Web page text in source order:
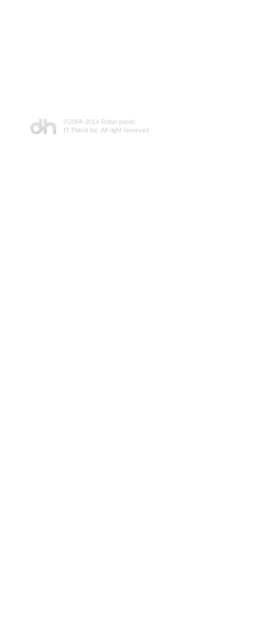
©2004-2014 Robin panel
IT Patrol inc. All right reserved.